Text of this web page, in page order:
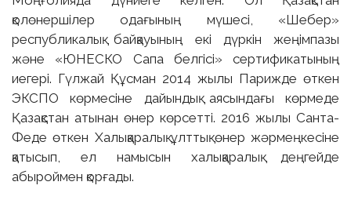
қолөнершілер одағының мүшесі, «Шебер»
республикалық байқауының екі дүркін жеңімпазы
және «ЮНЕСКО Сапа белгісі» сертификатының
иегері. Гүлжай Құсман 2014 жылы Парижде өткен
ЭКСПО көрмесіне дайындық аясындағы көрмеде
Қазақстан атынан өнер көрсетті. 2016 жылы Санта-
Феде өткен Халықаралық ұлттық өнер жәрмеңкесіне
қатысып, ел намысын халықаралық деңгейде
абыроймен қорғады.